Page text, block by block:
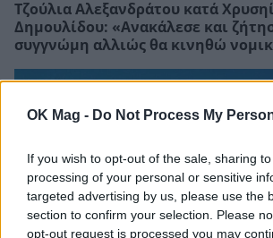
OK Mag - Do Not Process My
If you wish to opt-out of the sale, sharing
processing of your personal or sensitive
targeted advertising by us, please use the
section to confirm your selection. Please
opt-out request is processed you may
Τζούλια Αλεξανδράτου κατά
Δημουλίδου: «Ανακάλεσε και
συγγνώμη αλλιώς θα κινηθώ